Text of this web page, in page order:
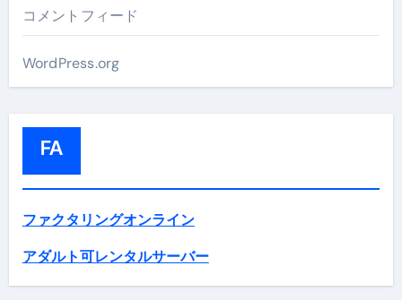
コメントフィード
WordPress.org
FA
ファクタリングオンライン
アダルト可レンタルサーバー